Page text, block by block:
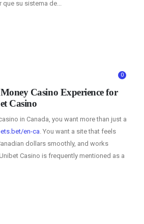
su sistema de...
0
Casino Experience for
Casino
in Canada, you want more than just a
en-ca . You want a site that feels
dollars smoothly, and works
Casino is frequently mentioned as a